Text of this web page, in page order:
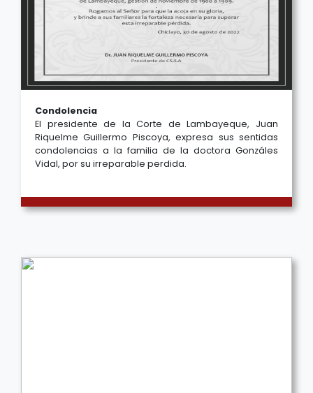
Condolencia
El presidente de la Corte de Lambayeque, Juan
Riquelme Guillermo Piscoya, expresa sus sentidas
condolencias a la familia de la doctora Gonzáles
Vidal, por su irreparable perdida.